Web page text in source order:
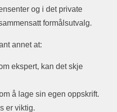
og i det private
formålsutvalg.
annet at:
ekspert, kan det skje
å lage sin egen oppskrift.
er viktig.